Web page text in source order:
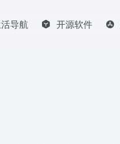
导航 开源软件